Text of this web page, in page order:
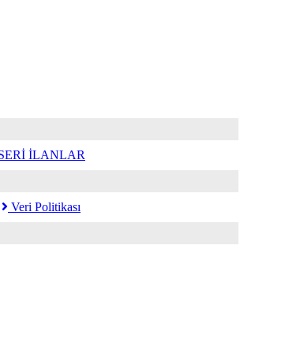
İLANLAR
Veri Politikası